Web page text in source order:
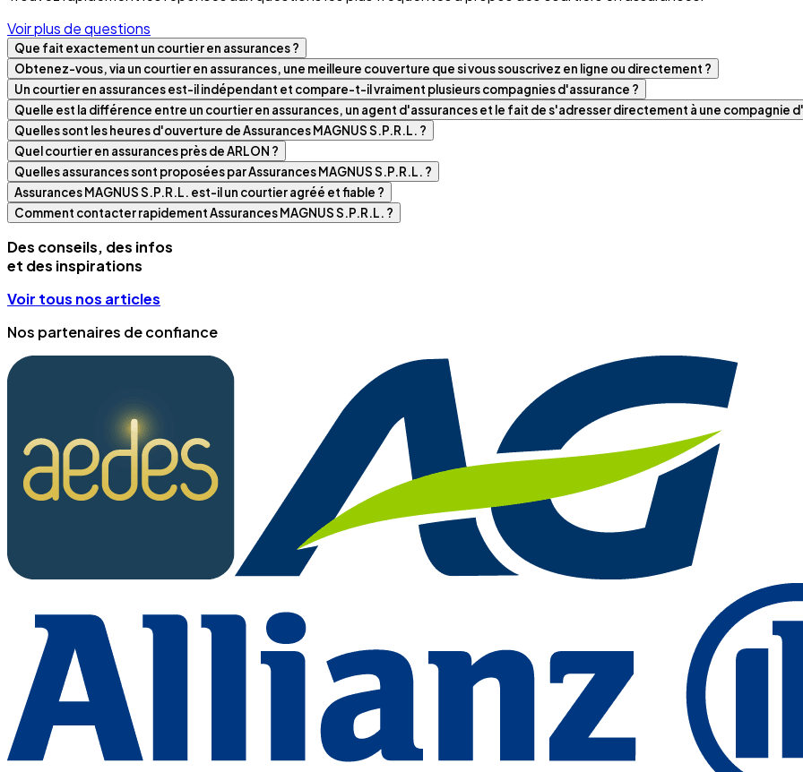
Voir plus de questions
Que fait exactement un courtier en assurances ?
Obtenez-vous, via un courtier en assurances, une meilleure couverture que si vous souscrivez en ligne ou directement ?
Un courtier en assurances est-il indépendant et compare-t-il vraiment plusieurs compagnies d'assurance ?
Quelle est la différence entre un courtier en assurances, un agent d'assurances et le fait de s'adresser directement à une compagnie
Quelles sont les heures d'ouverture de Assurances MAGNUS S.P.R.L. ?
Quel courtier en assurances près de ARLON ?
Quelles assurances sont proposées par Assurances MAGNUS S.P.R.L. ?
Assurances MAGNUS S.P.R.L. est-il un courtier agréé et fiable ?
Comment contacter rapidement Assurances MAGNUS S.P.R.L. ?
Des conseils, des infos
et des inspirations
Voir tous nos articles
Nos partenaires de confiance